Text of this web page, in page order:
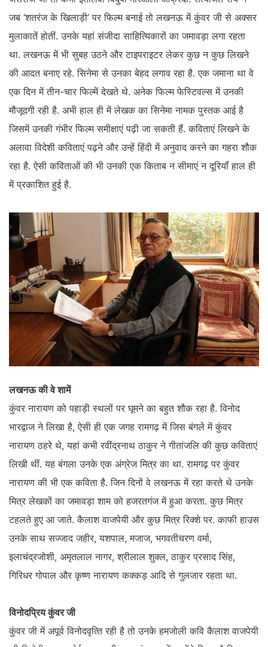
जब ‘शतरंज के खिलाड़ी’ पर फिल्म बनाई तो लखनऊ में कुंवर जी से अक्सर
मुलाकातें होतीं. उनके यहां संजीदा साहित्‍यिकारों का जमावड़ा लगा रहता
था. लखनऊ में भी सुबह उठने और टाइपराइटर लेकर कुछ न कुछ लिखने
की आदत बनाए रहे. सिनेमा से उनका बेहद लगाव रहा है. एक जमाना था वे
एक दिन में तीन-चार फिल्‍में देखते थे. अनेक फिल्‍म फेस्‍टिवल्‍स में उनकी
मौजूदगी रही है. अभी हाल ही में लेखक का सिनेमा नामक पुस्‍तक आई है
जिसमें उनकी गंभीर फिल्‍म समीक्षाएं पढ़ी जा सकती हैं. कविताएं लिखने के
अलावा विदेशी कविताएं पढ़ने और उन्‍हें हिंदी में अनुवाद करने का गहरा शौक
रहा है. ऐसी कविताओं की भी उनकी एक किताब न सीमाएं न दूरियॉं हाल ही
में प्रकाशित हुई है.
लखनऊ की वे शामें
कुंवर नारायण को पहाड़ी स्‍थलों पर घूमने का बहुत शौक रहा है. विनोद
भारद्वाज ने लिखा है, ऐसी ही एक जगह रामगढ़ में जिस बंगले में कुंवर
नारायण ठहरे थे, यहां कभी रवींद्रनाथ ठाकुर ने गीतांजलि की कुछ कविताएं
लिखी थीं. यह बंगला उनके एक अंग्रेज मित्र का था. रामगढ़ पर कुंवर
नारायण की भी एक कविता है. जिन दिनों वे लखनऊ में रहा करते थे उनके
मित्र लेखकों का जमावड़ा शाम को हजरतगंज में हुआ करता. कुछ मित्र
टहलते हुए आ जाते. कैलाश वाजपेयी और कुछ मित्र रिक्‍शे पर. काफी हाउस
उनके साथ सज्‍जाद जहीर, यशपाल, मजाज, भगवतीचरण वर्मा,
इलाचंद्रजोशी, अमृतलाल नागर, श्रीलाल शुक्‍ल, ठाकुर प्रसाद सिंह,
गिरिधर गोपाल और कृष्‍ण नारायण कक्‍कड़ आदि से गुलजार रहता था.
विनोदप्रिय कुंवर जी
कुंवर जी में अपूर्व विनोदवृत्‍ति रही है तो उनके हमजोली कवि कैलाश वाजपेयी